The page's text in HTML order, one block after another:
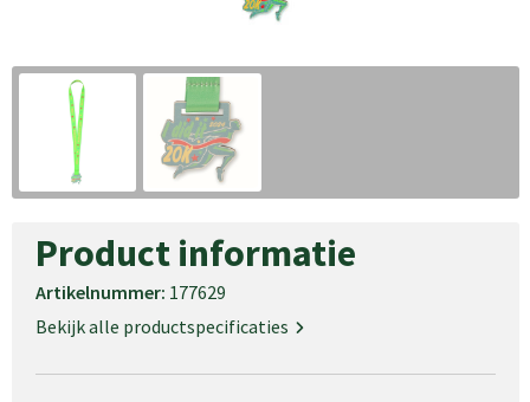
Product informatie
Artikelnummer: 177629
Bekijk alle productspecificaties